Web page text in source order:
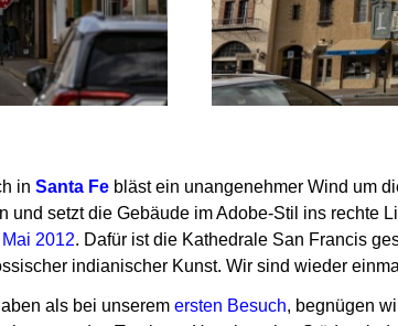
inSanta Fe bläst ein unangenehmer Wind um
und setzt die Gebäude im Adobe-Stil ins rechte
2012. Dafür ist die Kathedrale San Francis
indianischer Kunst. Wir sind wieder
als bei unseremersten Besuch, begnügen